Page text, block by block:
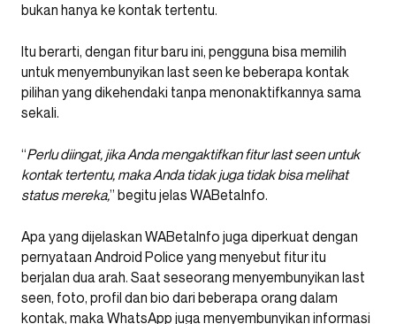
bukan hanya ke kontak tertentu.
Itu berarti, dengan fitur baru ini, pengguna bisa memilih
untuk menyembunyikan last seen ke beberapa kontak
pilihan yang dikehendaki tanpa menonaktifkannya sama
sekali.
“Perlu diingat, jika Anda mengaktifkan fitur last seen untuk
kontak tertentu, maka Anda tidak juga tidak bisa melihat
status mereka,” begitu jelas WABetaInfo.
Apa yang dijelaskan WABetaInfo juga diperkuat dengan
pernyataan Android Police yang menyebut fitur itu
berjalan dua arah. Saat seseorang menyembunyikan last
seen, foto, profil dan bio dari beberapa orang dalam
kontak, maka WhatsApp juga menyembunyikan informasi